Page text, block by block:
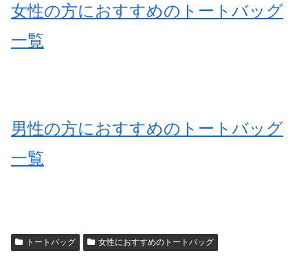
女性の方におすすめのトートバッグ
一覧
男性の方におすすめのトートバッグ
一覧
トートバッグ 女性におすすめのトートバッグ